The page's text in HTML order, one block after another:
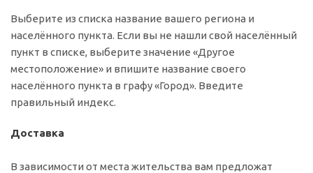
Выберите из списка название вашего региона и
населённого пункта. Если вы не нашли свой населённый
пункт в списке, выберите значение «Другое
местоположение» и впишите название своего
населённого пункта в графу «Город». Введите
правильный индекс.
Доставка
В зависимости от места жительства вам предложат